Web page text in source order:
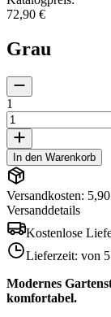
72,90 €
Grau
1
In den Warenkorb
Versandkosten:
Versanddetails
Kostenlose
Lieferzeit: von
Modernes
komfortabel.